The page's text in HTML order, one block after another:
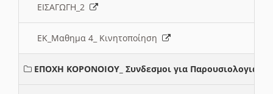
ΕΙΣΑΓΩΓΗ_2
ΕΚ_Μαθημα 4_ Κινητοποίηση
ΕΠΟΧΗ ΚΟΡΟΝΟΙΟΥ_ Συνδεσμοι για Παρουσιολογια